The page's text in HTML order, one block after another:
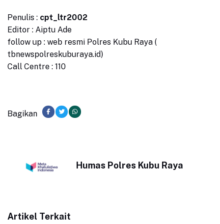
Penulis : cpt_ltr2002
Editor : Aiptu Ade
follow up : web resmi Polres Kubu Raya (
tbnewspolreskuburaya.id)
Call Centre : 110
Bagikan
Humas Polres Kubu Raya
Artikel Terkait